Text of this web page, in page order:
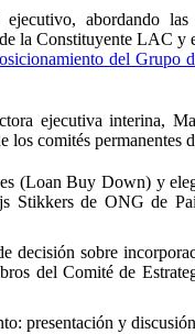
abordando las
la Constituyente LAC
del Grupo
ejecutiva interina,
comités permanentes
(Loan Buy Down) y
Stikkers de ONG de
sobre
del Comité de
presentación y